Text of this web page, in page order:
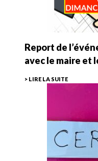
Report de
avec le maire et
> LIRE LA SUITE